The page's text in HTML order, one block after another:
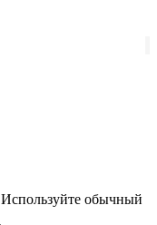
обычный